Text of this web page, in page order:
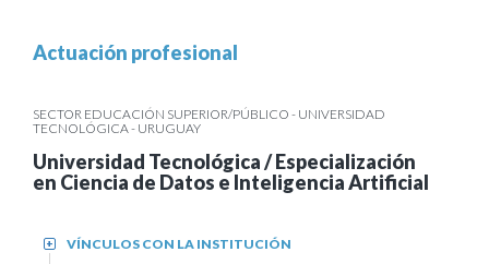
Actuación profesional
SECTOR EDUCACIÓN SUPERIOR/PÚBLICO - UNIVERSIDAD
TECNOLÓGICA - URUGUAY
Universidad Tecnológica / Especialización
en Ciencia de Datos e Inteligencia Artificial
VÍNCULOS CON LA INSTITUCIÓN
+